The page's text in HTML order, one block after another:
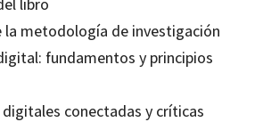
la metodología de investigación
fundamentos y principios
conectadas y críticas